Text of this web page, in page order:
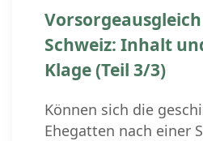
Schweiz: Inhalt
Klage (Teil 3/3)
Können sich die
Ehegatten nach einer